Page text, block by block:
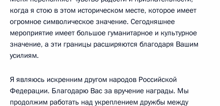
когда я стою в этом историческом месте, которое имеет
огромное символическое значение. Сегодняшнее
мероприятие имеет большое гуманитарное и культурное
значение, а эти границы расширяются благодаря Вашим
усилиям.
Я являюсь искренним другом народов Российской
Федерации. Благодарю Вас за вручение награды. Мы
продолжим работать над укреплением дружбы между